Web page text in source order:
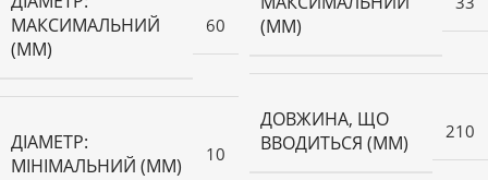
МАКСИМАЛЬНИЙ
(ММ)
60
ДІАМЕТР:
МІНІМАЛЬНИЙ (ММ)
10
(ММ)
ДОВЖИНА, ЩО
ВВОДИТЬСЯ (ММ)
210